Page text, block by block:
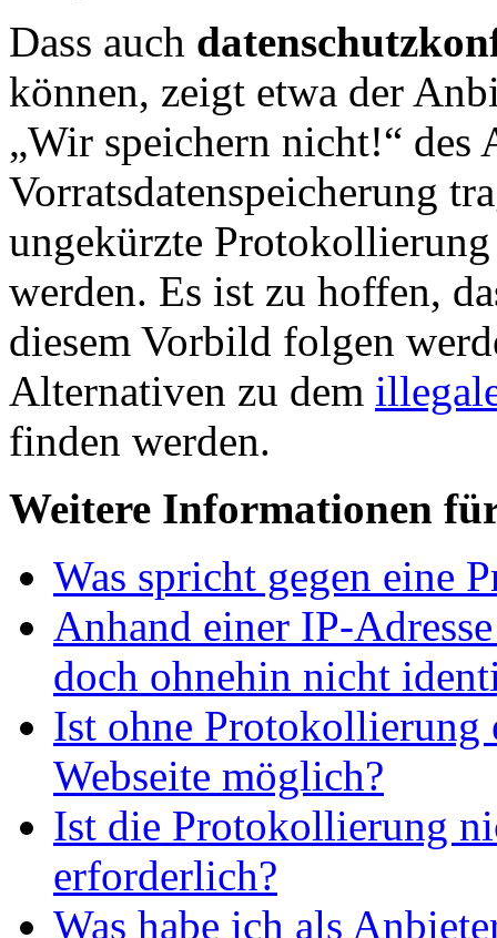
Dass auch
können, zeigt etwa der
„Wir speichern nicht!“ des
Vorratsdatenspeicherung
ungekürzte
werden. Es ist zu hoffen,
diesem Vorbild folgen
Alternativen zu dem
finden werden.
Weitere Informationen
Was spricht gegen eine
Anhand einer IP-
doch ohnehin nicht
Ist ohne Protokollierung
Webseite möglich?
Ist die Protokollierung
erforderlich?
Was habe ich als